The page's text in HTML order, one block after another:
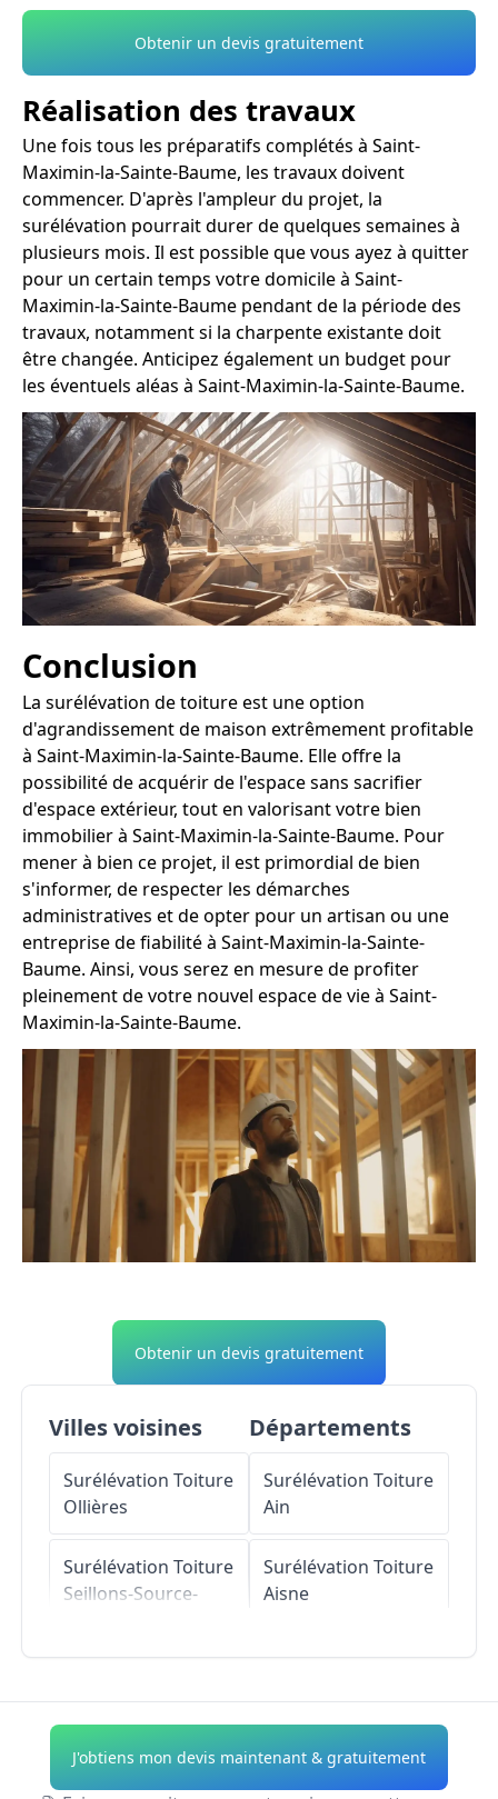
Obtenir un devis gratuitement
Réalisation des travaux
Une fois tous les préparatifs complétés à Saint-
Maximin-la-Sainte-Baume, les travaux doivent
commencer. D'après l'ampleur du projet, la
surélévation pourrait durer de quelques semaines à
plusieurs mois. Il est possible que vous ayez à quitter
pour un certain temps votre domicile à Saint-
Maximin-la-Sainte-Baume pendant de la période des
travaux, notamment si la charpente existante doit
être changée. Anticipez également un budget pour
les éventuels aléas à Saint-Maximin-la-Sainte-Baume.
Conclusion
La surélévation de toiture est une option
d'agrandissement de maison extrêmement profitable
à Saint-Maximin-la-Sainte-Baume. Elle offre la
possibilité de acquérir de l'espace sans sacrifier
d'espace extérieur, tout en valorisant votre bien
immobilier à Saint-Maximin-la-Sainte-Baume. Pour
mener à bien ce projet, il est primordial de bien
s'informer, de respecter les démarches
administratives et de opter pour un artisan ou une
entreprise de fiabilité à Saint-Maximin-la-Sainte-
Baume. Ainsi, vous serez en mesure de profiter
pleinement de votre nouvel espace de vie à Saint-
Maximin-la-Sainte-Baume.
Obtenir un devis gratuitement
Villes voisines
Surélévation Toiture
Ollières
Surélévation Toiture
Seillons-Source-
Bras
Surélévation Toiture
Pourcieux
Départements
Surélévation Toiture
Ain
Surélévation Toiture
Aisne
Surélévation Toiture
Alpes-de-Haute-
Provence
J'obtiens mon devis maintenant & gratuitement